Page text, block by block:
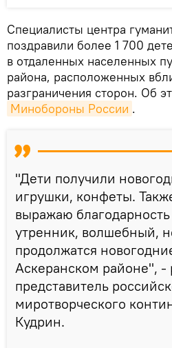
Специалисты центра
поздравили более 1 700
в отдаленных населенных
района, расположенных
разграничения сторон. Об
Минобороны России .
"Дети получили
игрушки, конфеты.
выражаю
утренник, волшебный,
продолжатся
Аскеранском районе", -
представитель
миротворческого
Кудрин.